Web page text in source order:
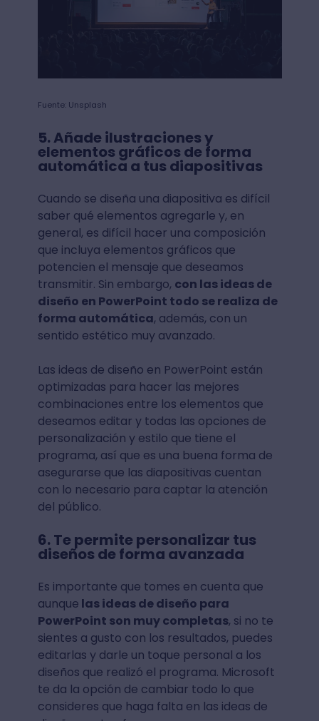
Fuente: Unsplash
5. Añade ilustraciones y
elementos gráficos de forma
automática a tus diapositivas
Cuando se diseña una diapositiva es difícil
saber qué elementos agregarle y, en
general, es difícil hacer una composición
que incluya elementos gráficos que
potencien el mensaje que deseamos
transmitir. Sin embargo, con las ideas de
diseño en PowerPoint todo se realiza de
forma automática, además, con un
sentido estético muy avanzado.
Las ideas de diseño en PowerPoint están
optimizadas para hacer las mejores
combinaciones entre los elementos que
deseamos editar y todas las opciones de
personalización y estilo que tiene el
programa, así que es una buena forma de
asegurarse que las diapositivas cuentan
con lo necesario para captar la atención
del público.
6. Te permite personalizar tus
diseños de forma avanzada
Es importante que tomes en cuenta que
aunque las ideas de diseño para
PowerPoint son muy completas, si no te
sientes a gusto con los resultados, puedes
editarlas y darle un toque personal a los
diseños que realizó el programa. Microsoft
te da la opción de cambiar todo lo que
consideres que haga falta en las ideas de